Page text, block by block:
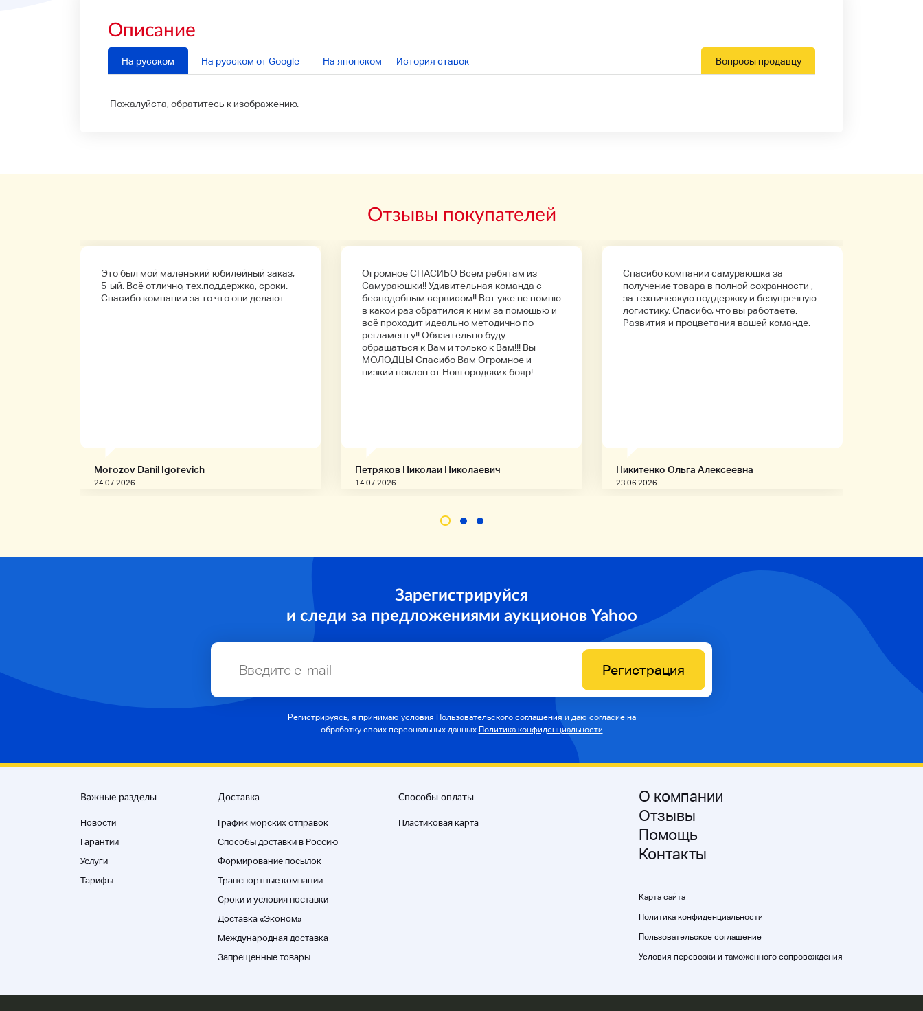
Описание
На русском На русском от Google На японском История ставок Вопросы продавцу
Пожалуйста, обратитесь к изображению.
Отзывы покупателей
Это был мой маленький юбилейный заказ,
5-ый. Всё отлично, тех.поддержка, сроки.
Спасибо компании за то что они делают.
Morozov Danil Igorevich
24.07.2026
Огромное СПАСИБО Всем ребятам из
Самураюшки!! Удивительная команда с
бесподобным сервисом!! Вот уже не помню
в какой раз обратился к ним за помощью и
всё проходит идеально методично по
регламенту!! Обязательно буду
обращаться к Вам и только к Вам!!! Вы
МОЛОДЦЫ Спасибо Вам Огромное и
низкий поклон от Новгородских бояр!
Петряков Николай Николаевич
14.07.2026
Спасибо компании самураюшка за
получение товара в полной сохранности ,
за техническую поддержку и безупречную
логистику. Спасибо, что вы работаете.
Развития и процветания вашей команде.
Никитенко Ольга Алексеевна
23.06.2026
Зарегистрируйся
и следи за предложениями аукционов Yahoo
Регистрация
Регистрируясь, я принимаю условия Пользовательского соглашения и даю согласие на
обработку своих персональных данных Политика конфиденциальности
Важные разделы
Новости
Гарантии
Услуги
Тарифы
Доставка
График морских отправок
Способы доставки в Россию
Формирование посылок
Транспортные компании
Cроки и условия поставки
Доставка «Эконом»
Международная доставка
Запрещенные товары
Способы оплаты
Пластиковая карта
О компании
Отзывы
Помощь
Контакты
Карта сайта
Политика конфиденциальности
Пользовательское соглашение
Условия перевозки и таможенного сопровождения